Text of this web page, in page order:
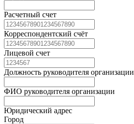
Расчетный счет
Корреспондентский счёт
Лицевой счет
Должность руководителя организации
ФИО руководителя организации
Юридический адрес
Город